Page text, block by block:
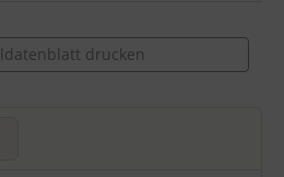
drucken